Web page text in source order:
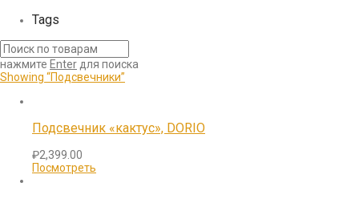
Tags
нажмите Enter для поиска
Showing “Подсвечники”
Подсвечник «кактус», DORIO
₽2,399.00
Посмотреть